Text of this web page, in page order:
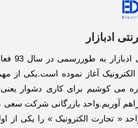
ادبازار
آغاز نموده است.یکی از
می کوشیم برای کاری دشوار
آوریم.واحد بازرگانی شرکت سعی
« تجارت الکترونیک » را یکی از